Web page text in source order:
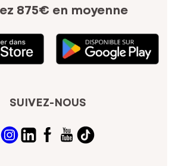
875€ en moyenne
SUIVEZ-NOUS